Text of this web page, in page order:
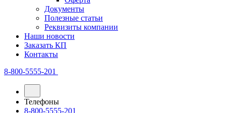
Документы
Полезные статьи
Реквизиты компании
Наши новости
Заказать КП
Контакты
8-800-5555-201
Телефоны
8-800-5555-201